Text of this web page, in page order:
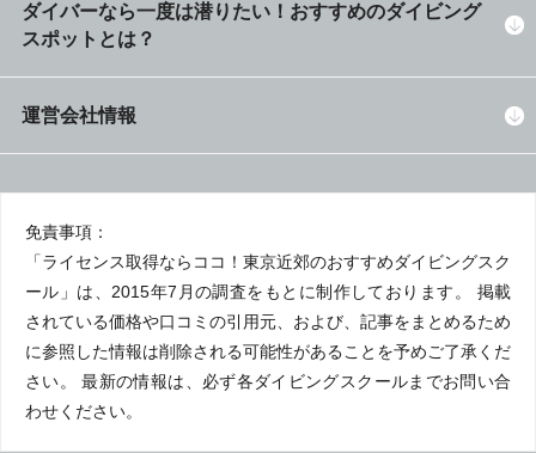
ダイバーなら一度は潜りたい！おすすめのダイビング
スポットとは？
運営会社情報
免責事項：
「ライセンス取得ならココ！東京近郊のおすすめダイビングスク
ール」は、2015年7月の調査をもとに制作しております。 掲載
されている価格や口コミの引用元、および、記事をまとめるため
に参照した情報は削除される可能性があることを予めご了承くだ
さい。 最新の情報は、必ず各ダイビングスクールまでお問い合
わせください。